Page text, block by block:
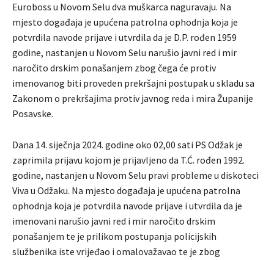
Euroboss u Novom Selu dva muškarca naguravaju. Na
mjesto događaja je upućena patrolna ophodnja koja je
potvrdila navode prijave i utvrdila da je D.P. rođen 1959
godine, nastanjen u Novom Selu narušio javni red i mir
naročito drskim ponašanjem zbog čega će protiv
imenovanog biti proveden prekršajni postupak u skladu sa
Zakonom o prekršajima protiv javnog reda i mira Županije
Posavske.
Dana 14. siječnja 2024. godine oko 02,00 sati PS Odžak je
zaprimila prijavu kojom je prijavljeno da T.Ć. rođen 1992.
godine, nastanjen u Novom Selu pravi probleme u diskoteci
Viva u Odžaku. Na mjesto događaja je upućena patrolna
ophodnja koja je potvrdila navode prijave i utvrdila da je
imenovani narušio javni red i mir naročito drskim
ponašanjem te je prilikom postupanja policijskih
službenika iste vrijeđao i omalovažavao te je zbog